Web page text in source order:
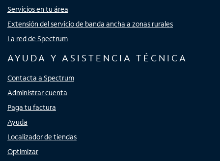
Servicios en tu área
Extensión del servicio de banda ancha a zonas rurales
La red de Spectrum
AYUDA Y ASISTENCIA TÉCNICA
Contacta a Spectrum
Administrar cuenta
Paga tu factura
Ayuda
Localizador de tiendas
Optimizar